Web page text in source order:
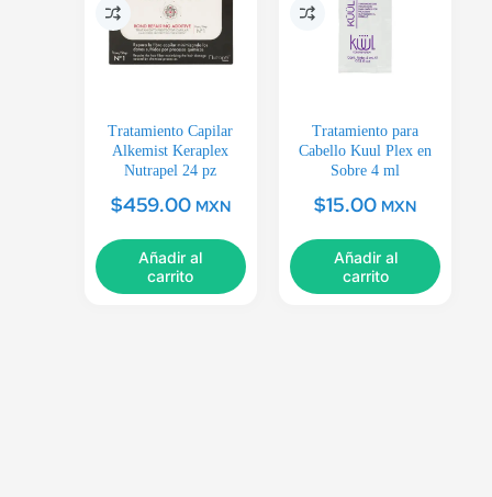
Tratamiento Capilar
Alkemist Keraplex
Nutrapel 24 pz
$459.00 MXN
Añadir al
carrito
Tratamiento para
Cabello Kuul Plex en
Sobre 4 ml
$15.00 MXN
Añadir al
carrito